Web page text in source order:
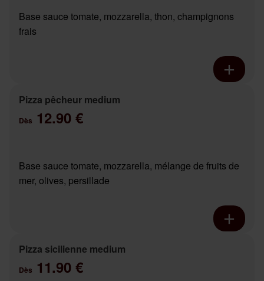
Base sauce tomate, mozzarella, thon, champignons
frais
Pizza pêcheur medium
Dès 12.90 €
Base sauce tomate, mozzarella, mélange de fruits de
mer, olives, persillade
Pizza sicilienne medium
Dès 11.90 €